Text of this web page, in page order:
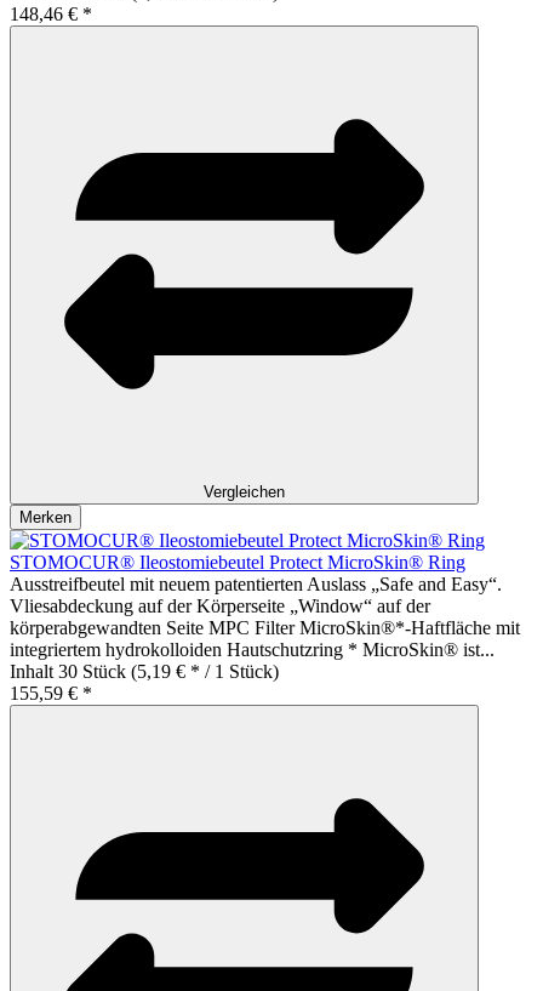
148,46 € *
Vergleichen
Merken
STOMOCUR® Ileostomiebeutel Protect MicroSkin® Ring
Ausstreifbeutel mit neuem patentierten Auslass „Safe and Easy“.
Vliesabdeckung auf der Körperseite „Window“ auf der
körperabgewandten Seite MPC Filter MicroSkin®*-Haftfläche mit
integriertem hydrokolloiden Hautschutzring * MicroSkin® ist...
Inhalt 30 Stück (5,19 € * / 1 Stück)
155,59 € *